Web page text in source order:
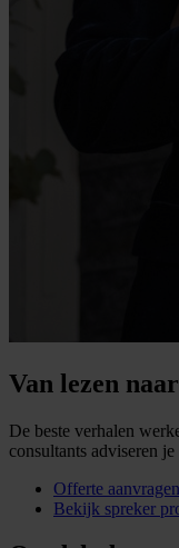
Van lezen
De beste verhalen
consultants adviseren
Offerte aanvragen
Bekijk spreker